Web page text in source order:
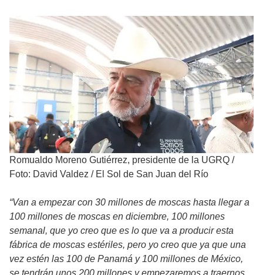
Romualdo Moreno Gutiérrez, presidente de la UGRQ /
Foto: David Valdez / El Sol de San Juan del Río
“Van a empezar con 30 millones de moscas hasta llegar a
100 millones de moscas en diciembre, 100 millones
semanal, que yo creo que es lo que va a producir esta
fábrica de moscas estériles, pero yo creo que ya que una
vez estén las 100 de Panamá y 100 millones de México,
se tendrán unos 200 millones y empezaremos a traernos